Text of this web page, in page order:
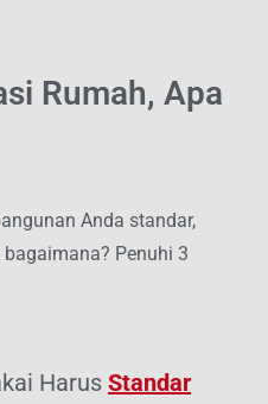
Rumah, Apa
Anda standar,
Penuhi 3
Harus Standar